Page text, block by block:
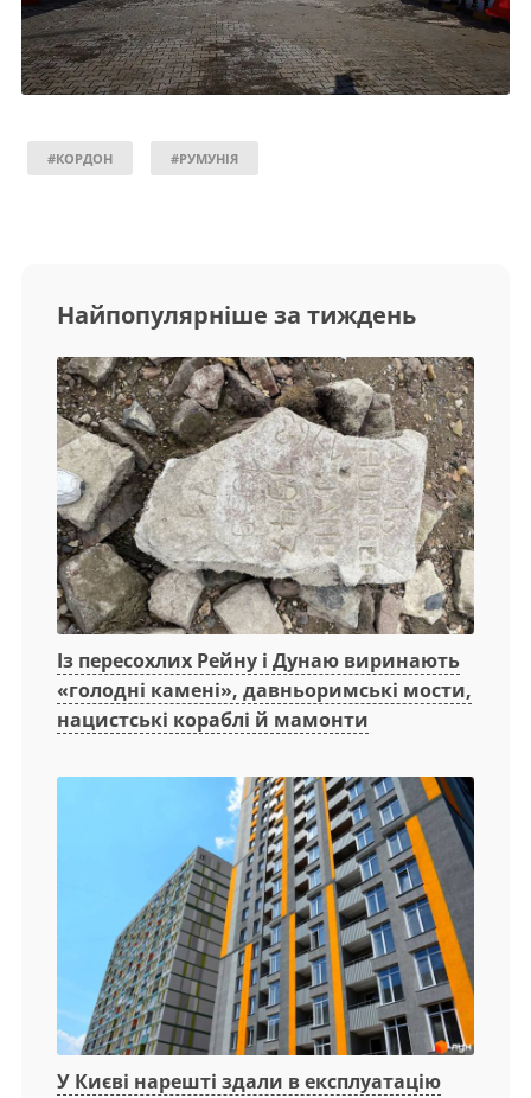
#КОРДОН #РУМУНІЯ
Найпопулярніше за тиждень
Із пересохлих Рейну і Дунаю виринають
«голодні камені», давньоримські мости,
нацистські кораблі й мамонти
У Києві нарешті здали в експлуатацію